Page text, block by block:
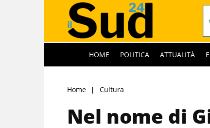
HOME POLITICA ATTUALITÀ
Home Cultura
Nel nome di